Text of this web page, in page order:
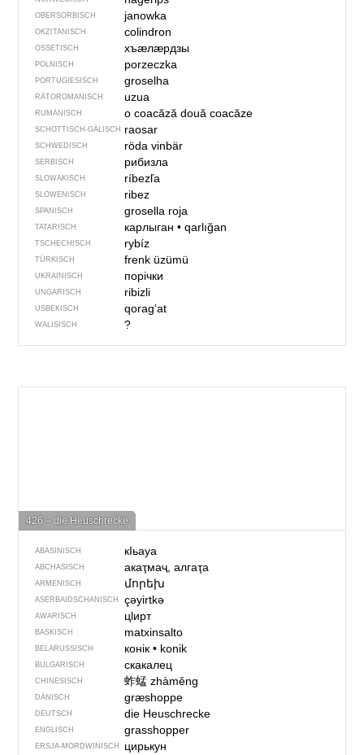
OBERSORBISCH janowka
OKZITANISCH colindron
OSSETISCH хъӕлӕрдзы
POLNISCH porzeczka
PORTUGIESISCH groselha
RÄTOROMANISCH uzua
RUMÄNISCH o coacăzădouă coacăze
SCHOTTISCH-GÄLISCH raosar
SCHWEDISCH röda vinbär
SERBISCH рибизла
SLOWAKISCH ríbezľa
SLOWENISCH ribez
SPANISCH grosella roja
TATARISCH карлыган• qarlığan
TSCHECHISCH rybíz
TÜRKISCH frenk üzümü
UKRAINISCH порічки
UNGARISCH ribizli
USBEKISCH qorag‘at
WALISISCH ?
426 – die Heuschrecke
ABASINISCH кIьауа
ABCHASISCH акаҭмаҷ, алгаҭа
ARMENISCH մորեխ
ASERBAIDSCHANISCH çəyirtkə
AWARISCH цӏирт
BASKISCH matxinsalto
BELARUSSISCH конік• konik
BULGARISCH скакалец
CHINESISCH 蚱蜢zhàměng
DÄNISCH græshoppe
DEUTSCH die Heuschrecke
ENGLISCH grasshopper
ERSJA-MORDWINISCH цирькун